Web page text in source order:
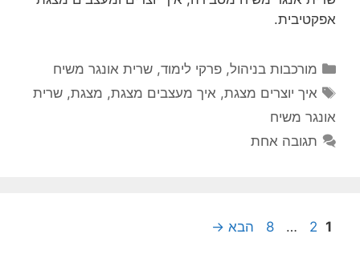
אפקטיבית.
קטגוריות
מורכבות בניהול,פרקי לימוד,שרית אונגר משיח
תגיות
איך יוצרים מצגת, איך מעצבים מצגת, מצגת,שרית
אונגר משיח
תגובה אחת
עמוד
1 עמוד
2
… עמוד
8 הבא →